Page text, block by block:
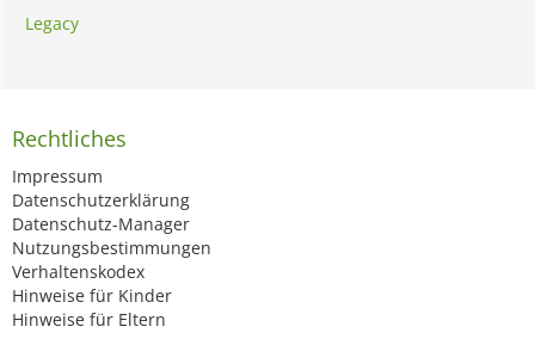
Legacy
Rechtliches
Impressum
Datenschutzerklärung
Datenschutz-Manager
Nutzungsbestimmungen
Verhaltenskodex
Hinweise für Kinder
Hinweise für Eltern